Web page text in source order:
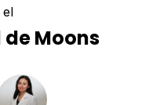
el
Moons